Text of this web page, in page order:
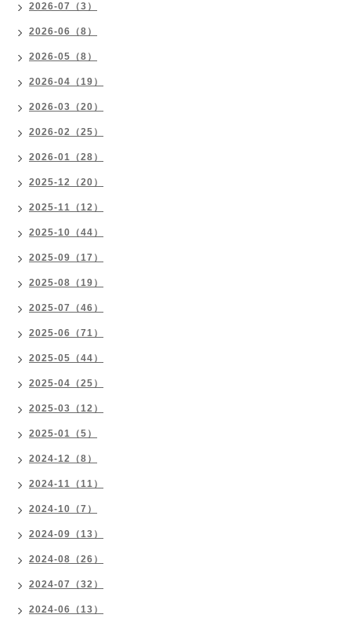
2026-07（3）
2026-06（8）
2026-05（8）
2026-04（19）
2026-03（20）
2026-02（25）
2026-01（28）
2025-12（20）
2025-11（12）
2025-10（44）
2025-09（17）
2025-08（19）
2025-07（46）
2025-06（71）
2025-05（44）
2025-04（25）
2025-03（12）
2025-01（5）
2024-12（8）
2024-11（11）
2024-10（7）
2024-09（13）
2024-08（26）
2024-07（32）
2024-06（13）